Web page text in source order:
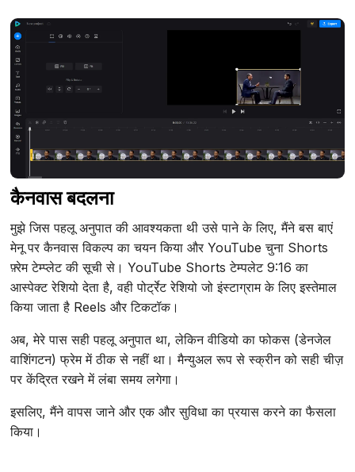
कैनवास बदलना
मुझे जिस पहलू अनुपात की आवश्यकता थी उसे पाने के लिए, मैंने बस बाएं
मेनू पर कैनवास विकल्प का चयन किया और YouTube चुना Shorts
फ़्रेम टेम्प्लेट की सूची से। YouTube Shorts टेम्पलेट 9:16 का
आस्पेक्ट रेशियो देता है, वही पोर्ट्रेट रेशियो जो इंस्टाग्राम के लिए इस्तेमाल
किया जाता है Reels और टिकटॉक।
अब, मेरे पास सही पहलू अनुपात था, लेकिन वीडियो का फोकस (डेनजेल
वाशिंगटन) फ्रेम में ठीक से नहीं था। मैन्युअल रूप से स्क्रीन को सही चीज़
पर केंद्रित रखने में लंबा समय लगेगा।
इसलिए, मैंने वापस जाने और एक और सुविधा का प्रयास करने का फैसला
किया।